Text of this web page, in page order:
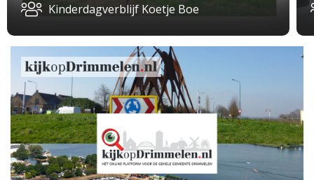
Kinderdagverblijf Koetje Boe